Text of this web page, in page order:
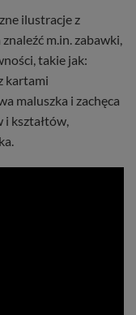
ilustracje z
m.in. zabawki,
takie jak:
kartami
maluszka i zachęca
kształtów,